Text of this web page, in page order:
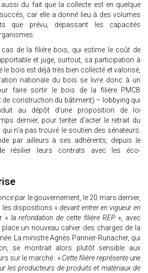
du fait que la collecte est en quelque
car elle a donné lieu à des volumes
que prévu, dépassant les capacités
cas de la filière bois, qui estime le coût de
et juge, surtout, sa participation à
le bois est déjà très bien collecté et valorisé,
nationale du bois se livre donc à un
faire sortir le bois de la filière PMCB
de construction du bâtiment) – lobbying qui
au dépôt d’une proposition de loi
dernier, pour tenter d’acter le retrait du
n’a pas trouvé le soutien des sénateurs.
par ailleurs à ses adhérents, depuis le
résilier leurs contrats avec les éco-
par le gouvernement, le 20 mars dernier,
les dispositions « devant entrer en vigueur en
« la refondation de cette filière REP», avec
place un nouveau cahier des charges de la
La ministre Agnès Pannier-Runacher, qui
se montrait alors plutôt sensible aux
sur le marché : « Cette filière représente une
les producteurs de produits et matériaux de